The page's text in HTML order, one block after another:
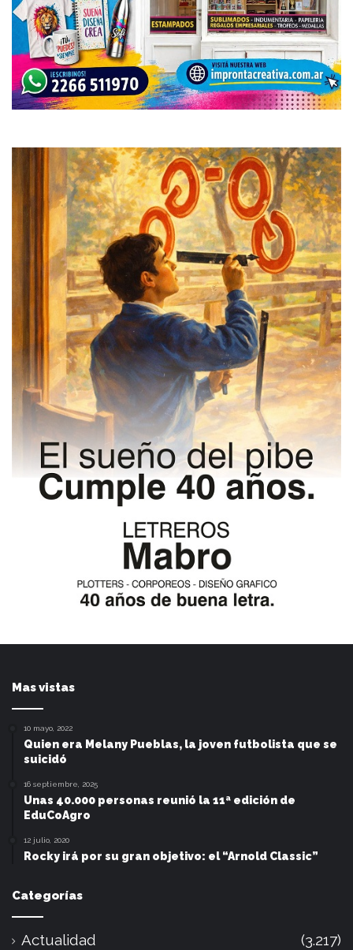
Mas vistas
10 mayo, 2022
Quien era Melany Pueblas, la joven futbolista que se
suicidó
16 septiembre, 2025
Unas 40.000 personas reunió la 11ª edición de
EduCoAgro
12 julio, 2020
Rocky irá por su gran objetivo: el “Arnold Classic”
Categorías
Actualidad
(3.217)